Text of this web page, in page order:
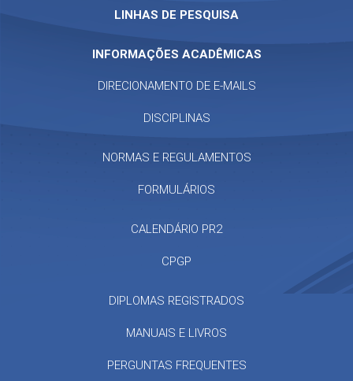
LINHAS DE PESQUISA
INFORMAÇÕES ACADÊMICAS
DIRECIONAMENTO DE E-MAILS
DISCIPLINAS
NORMAS E REGULAMENTOS
FORMULÁRIOS
CALENDÁRIO PR2
CPGP
DIPLOMAS REGISTRADOS
MANUAIS E LIVROS
PERGUNTAS FREQUENTES